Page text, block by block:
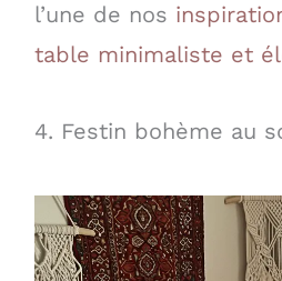
l’une de nos
table minimaliste et
4. Festin bohème au